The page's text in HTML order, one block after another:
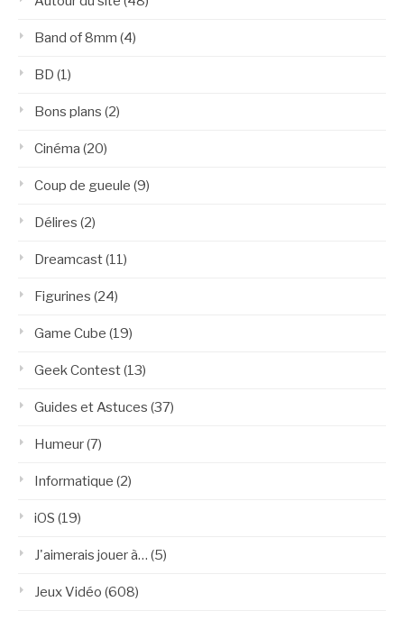
Band of 8mm (4)
BD (1)
Bons plans (2)
Cinéma (20)
Coup de gueule (9)
Délires (2)
Dreamcast(11)
Figurines (24)
Game Cube (19)
Geek Contest(13)
Guides et Astuces (37)
Humeur(7)
Informatique (2)
iOS (19)
J'aimerais jouer à… (5)
Jeux Vidéo (608)